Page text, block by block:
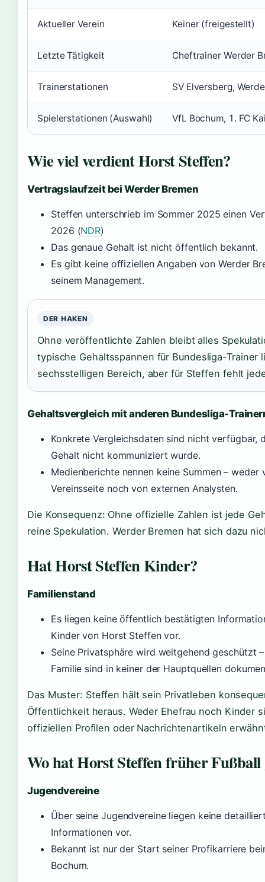
Aktueller Verein Keiner (freigestellt)
Letzte Tätigkeit Cheftrainer Werder
Trainerstationen SV Elversberg,
Spielerstationen (Auswahl) VfL Bochum, 1. FC
Wie viel verdient Horst Steffen?
Vertragslaufzeit bei Werder Bremen
Steffen unterschrieb im Sommer 2025 einen
2026 (NDR)
Das genaue Gehalt ist nicht öffentlich bekannt.
Es gibt keine offiziellen Angaben von Werder
seinem Management.
DER HAKEN
Ohne veröffentlichte Zahlen bleibt alles
typische Gehaltsspannen für Bundesliga-Trainer
sechsstelligen Bereich, aber für Steffen fehlt
Gehaltsvergleich mit anderen Bundesliga-
Konkrete Vergleichsdaten sind nicht verfügbar,
Gehalt nicht kommuniziert wurde.
Medienberichte nennen keine Summen – weder
Vereinsseite noch von externen Analysten.
Die Konsequenz: Ohne offizielle Zahlen ist jede
reine Spekulation. Werder Bremen hat sich dazu
Hat Horst Steffen Kinder?
Familienstand
Es liegen keine öffentlich bestätigten
Kinder von Horst Steffen vor.
Seine Privatsphäre wird weitgehend geschützt
Familie sind in keiner der Hauptquellen
Das Muster: Steffen hält sein Privatleben
Öffentlichkeit heraus. Weder Ehefrau noch Kinder
offiziellen Profilen oder Nachrichtenartikeln
Wo hat Horst Steffen früher Fußball
Jugendvereine
Über seine Jugendvereine liegen keine
Informationen vor.
Bekannt ist nur der Start seiner Profikarriere
Bochum.